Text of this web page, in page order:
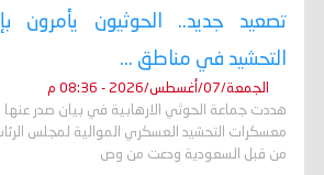
تصعيد جديد.. الحوثيون يأمرون
التحشيد في مناطق ...
الجمعة/07/أغسطس/2026 - 08:36 م
هددت جماعة الحوثي الارهابية في بيان صدر
معسكرات التحشيد العسكري الموالية لمجلس
من قبل السعودية ودعت من وص